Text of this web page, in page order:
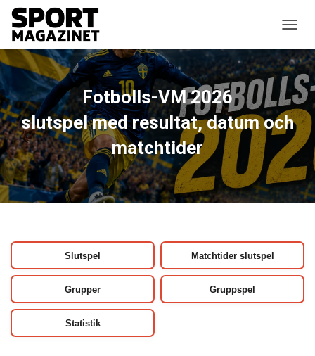
Fotbolls-VM 2026
slutspel med resultat, datum och
matchtider
Slutspel Matchtider slutspel
Grupper Gruppspel
Statistik